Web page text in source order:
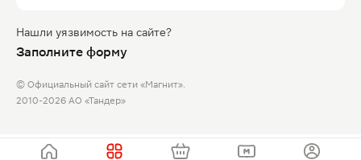
Нашли уязвимость на сайте?
Заполните форму
© Официальный сайт сети «Магнит».
2010-2026 АО «Тандер»